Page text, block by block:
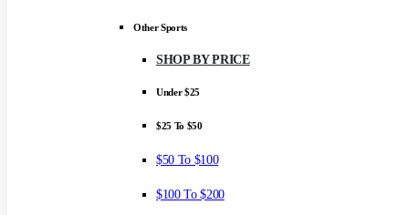
Other Sports
SHOP BY PRICE
Under $25
$25 To $50
$50 To $100
$100 To $200